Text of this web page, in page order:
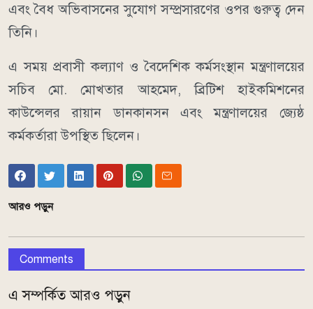
এবং বৈধ অভিবাসনের সুযোগ সম্প্রসারণের ওপর গুরুত্ব দেন
তিনি।
এ সময় প্রবাসী কল্যাণ ও বৈদেশিক কর্মসংস্থান মন্ত্রণালয়ের
সচিব মো. মোখতার আহমেদ, ব্রিটিশ হাইকমিশনের
কাউন্সেলর রায়ান ডানকানসন এবং মন্ত্রণালয়ের জ্যেষ্ঠ
কর্মকর্তারা উপস্থিত ছিলেন।
আরও পড়ুন
Comments
এ সম্পর্কিত আরও পড়ুন